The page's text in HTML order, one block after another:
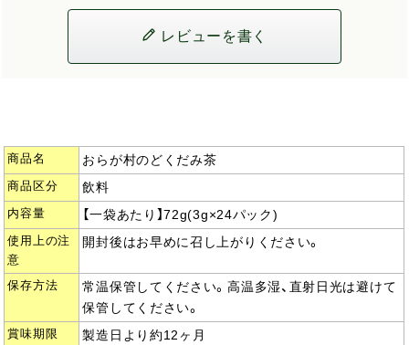
レビューを書く
商品名 おらが村のどくだみ茶
商品区分 飲料
内容量 【一袋あたり】72g(3g×24パック)
使用上の注
意
開封後はお早めに召し上がりください。
保存方法
常温保管してください。高温多湿、直射日光は避けて
保管してください。
賞味期限 製造日より約12ヶ月